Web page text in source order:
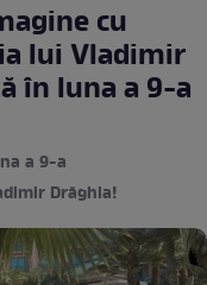
cu
lui Vladimir
în luna a 9-a
a 9-a
Drăghia!